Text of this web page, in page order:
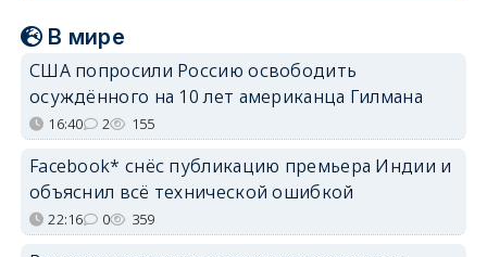
В мире
США попросили Россию освободить
осуждённого на 10 лет американца Гилмана
16:40 2 155
Facebook* снёс публикацию премьера Индии и
объяснил всё технической ошибкой
22:16 0 359